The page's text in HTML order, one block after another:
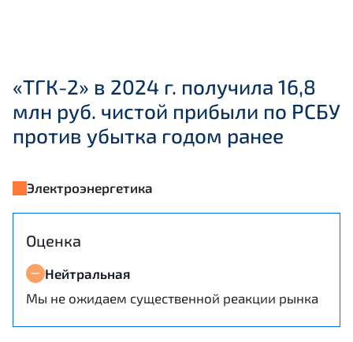
«ТГК-2» в 2024 г. получила 16,8
млн руб. чистой прибыли по РСБУ
против убытка годом ранее
Электроэнергетика
Оценка
Нейтральная
Мы не ожидаем существенной реакции рынка